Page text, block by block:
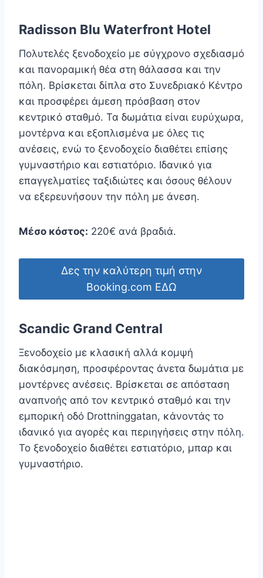
Radisson Blu Waterfront Hotel
Πολυτελές ξενοδοχείο με σύγχρονο σχεδιασμό
και πανοραμική θέα στη θάλασσα και την
πόλη. Βρίσκεται δίπλα στο Συνεδριακό Κέντρο
και προσφέρει άμεση πρόσβαση στον
κεντρικό σταθμό. Τα δωμάτια είναι ευρύχωρα,
μοντέρνα και εξοπλισμένα με όλες τις
ανέσεις, ενώ το ξενοδοχείο διαθέτει επίσης
γυμναστήριο και εστιατόριο. Ιδανικό για
επαγγελματίες ταξιδιώτες και όσους θέλουν
να εξερευνήσουν την πόλη με άνεση.
Μέσο κόστος: 220€ ανά βραδιά.
Δες την καλύτερη τιμή στην
Booking.com ΕΔΩ
Scandic Grand Central
Ξενοδοχείο με κλασική αλλά κομψή
διακόσμηση, προσφέροντας άνετα δωμάτια με
μοντέρνες ανέσεις. Βρίσκεται σε απόσταση
αναπνοής από τον κεντρικό σταθμό και την
εμπορική οδό Drottninggatan, κάνοντάς το
ιδανικό για αγορές και περιηγήσεις στην πόλη.
Το ξενοδοχείο διαθέτει εστιατόριο, μπαρ και
γυμναστήριο.